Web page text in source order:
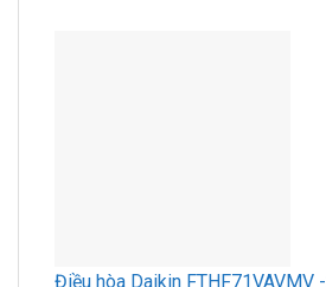
Điều hòa Daikin FTHF71VAVMV